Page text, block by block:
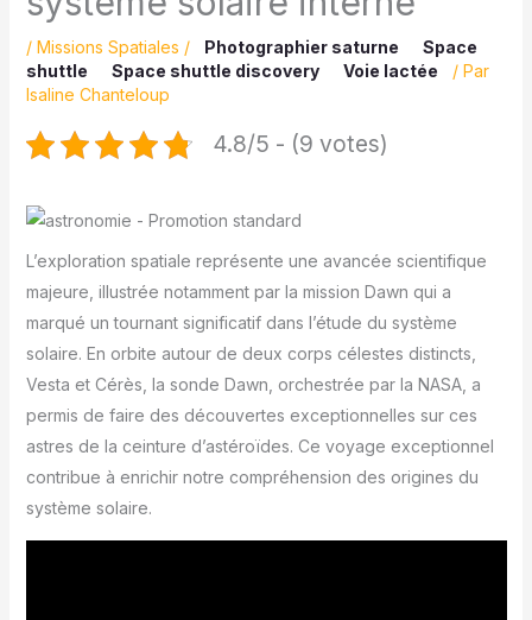
/ Missions Spatiales / Photographier saturne
Space
shuttle
Space shuttle discovery Voie lactée
/ Par
Isaline Chanteloup
4.8/5 - (9 votes)
L’exploration spatiale représente une avancée scientifique
majeure, illustrée notamment par la mission Dawn qui a
marqué un tournant significatif dans l’étude du système
solaire. En orbite autour de deux corps célestes distincts,
Vesta et Cérès, la sonde Dawn, orchestrée par la NASA, a
permis de faire des découvertes exceptionnelles sur ces
astres de la ceinture d’astéroïdes. Ce voyage exceptionnel
contribue à enrichir notre compréhension des origines du
système solaire.